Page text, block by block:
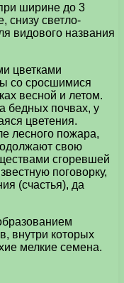
ширине до 3
снизу светло-
видового названия
цветками
со сросшимися
весной и летом.
бедных почвах, у
цветения.
лесного пожара,
свою
сгоревшей
поговорку,
(счастья), да
внутри которых
мелкие семена.